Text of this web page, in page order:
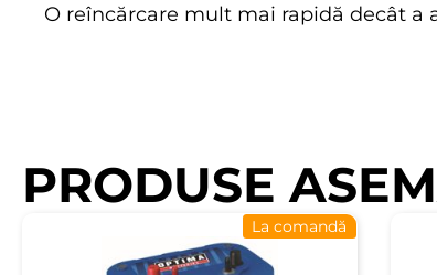
O reîncărcare mult mai rapidă decât a
PRODUSE
La comandă